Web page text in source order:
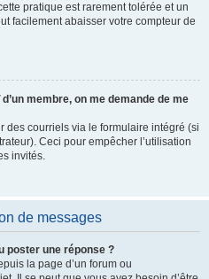
pratique est rarement tolérée et un
facilement abaisser votre compteur de
d’un membre, on me demande de me
des courriels via le formulaire intégré (si
Ceci pour empêcher l’utilisation
invités.
de messages
poster une réponse ?
la page d’un forum ou